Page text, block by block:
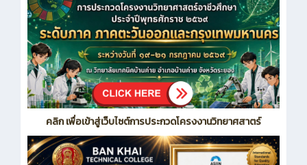
คลิก เพื่อเข้าสู่เว็บไซต์การประกวดโครงงานวิทยาศสาตร์